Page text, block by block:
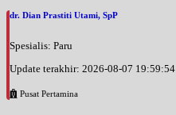
EKSEKUTIF
Senin, 24/08/2026
Jam 08:00 - 12:00
dr. Dian Prastiti Utami, SpP
Spesialis: Paru
Update terakhir: 2026-08-07 19:59:54
Pusat Pertamina